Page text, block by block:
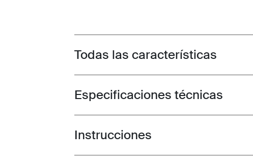
Toggle features
Todas las características
Toggle techspec
Especificaciones técnicas
Toggle guides and instructions
Instrucciones